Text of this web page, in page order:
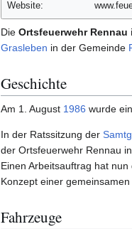
Website:
Die Ortsfeuerwehr Rennau
Grasleben in der Gemeinde
Geschichte
Am 1. August 1986 wurde
In der Ratssitzung der
der Ortsfeuerwehr Rennau
Einen Arbeitsauftrag hat
Konzept einer gemeinsamen
Fahrzeuge